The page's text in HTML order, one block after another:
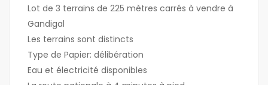
Lot de 3 terrains de 225 mètres carrés à vendre à
Gandigal
Les terrains sont distincts
Type de Papier: délibération
Eau et électricité disponibles